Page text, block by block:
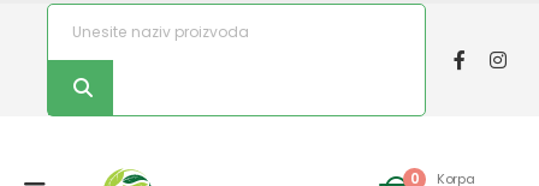
0 Korpa